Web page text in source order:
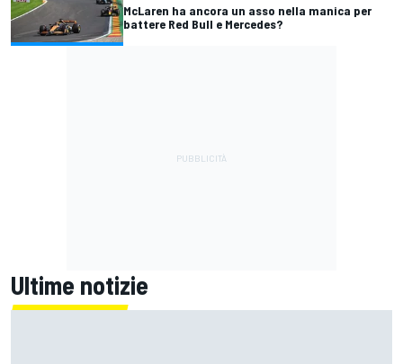
McLaren ha ancora un asso nella manica per
battere Red Bull e Mercedes?
Ultime notizie